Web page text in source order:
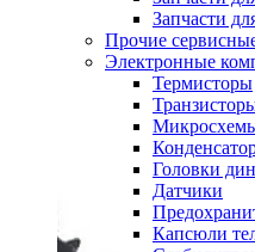
Запчасти
Прочие
Электронные
Термисторы
Головки
Датчики
Капсюли